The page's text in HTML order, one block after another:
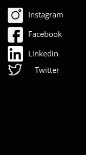
Instagram
Facebook
Linkedin
Twitter